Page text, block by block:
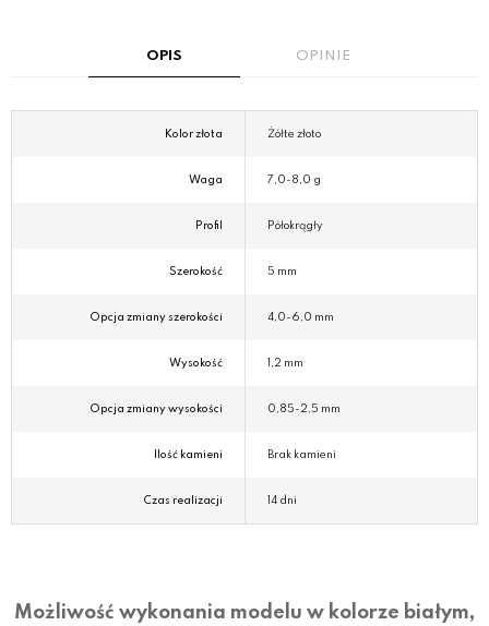
OPIS OPINIE
Kolor złota Żółte złoto
Waga 7,0-8,0 g
Profil Półokrągły
Szerokość 5 mm
Opcja zmiany szerokości 4,0-6,0 mm
Wysokość 1,2 mm
Opcja zmiany wysokości 0,85-2,5 mm
Ilość kamieni Brak kamieni
Czas realizacji 14 dni
Możliwość wykonania modelu w kolorze białym,